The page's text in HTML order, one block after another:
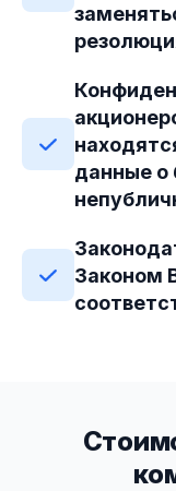
данные о
Законом